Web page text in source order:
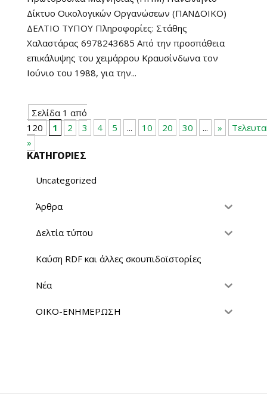
Δίκτυο Οικολογικών Οργανώσεων (ΠΑΝΔΟΙΚΟ)
ΔΕΛΤΙΟ ΤΥΠΟΥ Πληροφορίες: Στάθης
Χαλαστάρας 6978243685 Από την προσπάθεια
επικάλυψης του χειμάρρου Κραυσίνδωνα τον
Ιούνιο του 1988, για την...
Σελίδα 1 από
120
1 2 3 4 5 ... 10 20 30 ... »
»
ΚΑΤΗΓΟΡΙΕΣ
Uncategorized
Άρθρα
Δελτία τύπου
Καύση RDF και άλλες σκουπιδοϊστορίες
Νέα
ΟΙΚΟ-ΕΝΗΜΕΡΩΣΗ